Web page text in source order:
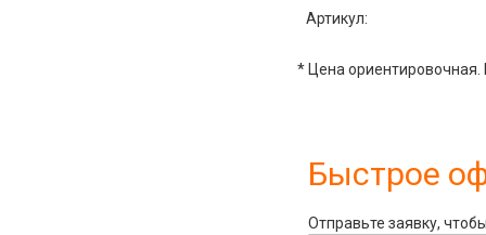
Артикул:
* Цена ориентировочная.
Быстрое
Отправьте заявку,